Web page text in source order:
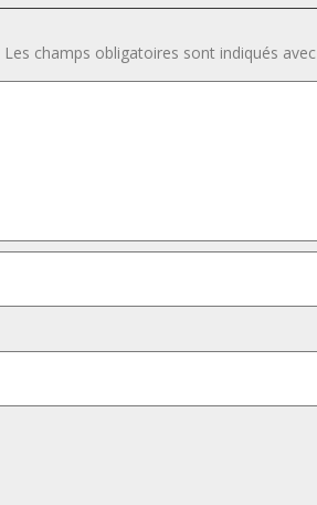
Les champs obligatoires sont indiqués avec